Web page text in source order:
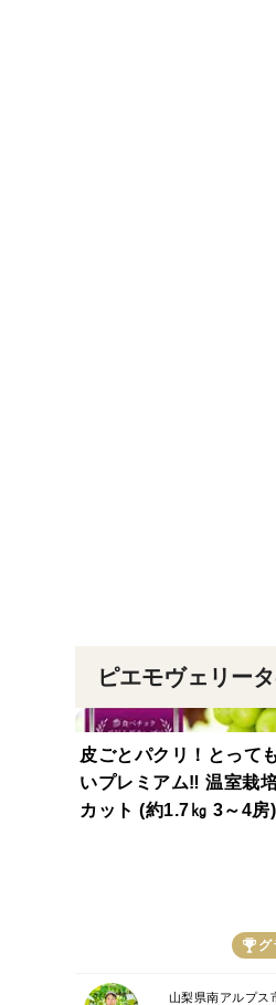
ピエモヴェリー
皮ごとパクリ！とって
いプレミアム‼ 温室栽
カット (約1.7㎏ 3～4房
グ
山梨県南アルプス